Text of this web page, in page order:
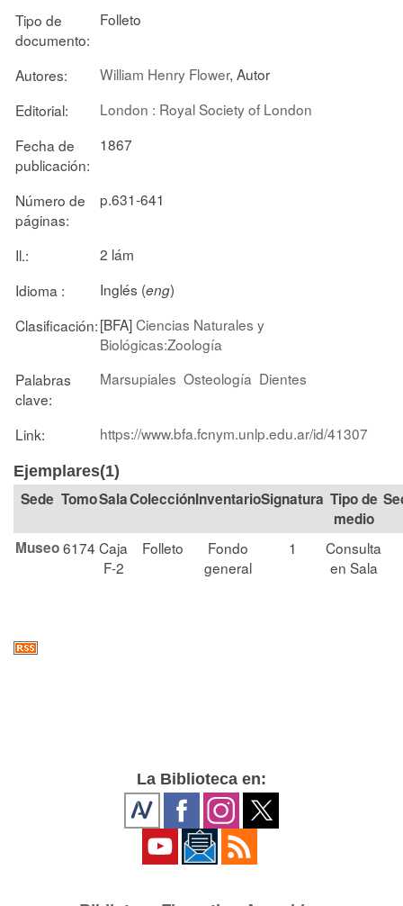
Tipo de
documento:
Folleto
Autores: William Henry Flower, Autor
Editorial:
London : Royal Society of London
Fecha de
publicación:
1867
Número de
páginas:
p.631-641
Il.:
2 lám
Idioma :
Inglés (eng)
Clasificación:[BFA]Ciencias Naturales y
Biológicas:Zoología
Palabras
clave:
Marsupiales Osteología Dientes
Link: https://www.bfa.fcnym.unlp.edu.ar/id/41307
Ejemplares(1)
TomoSalaColección Signatura Tipo de
medio
Museo6174 Caja
F-2
Folleto
Fondo
general
1
Consulta
en Sala
La Biblioteca en: